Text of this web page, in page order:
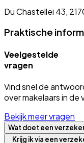
Du Chastellei 43,
Praktische
Veelgestelde
vragen
Vind snel de
over makelaars in de
Bekijk meer vragen
Wat doet een
Krijg ik via een